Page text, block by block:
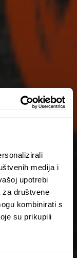
medija i
upotrebi
za društvene
kombinirati s
su prikupili